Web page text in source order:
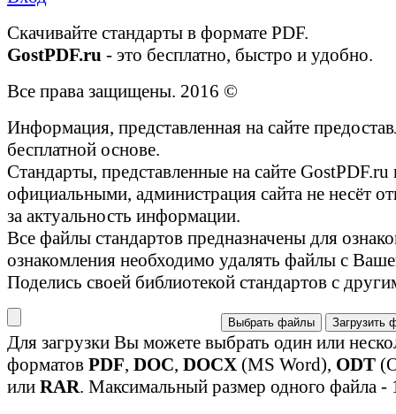
Cкачивайте стандарты в формате PDF.
GostPDF.ru - это бесплатно, быстро и удобно.
Все права защищены. 2016 ©
Информация, представленная на сайте
бесплатной основе.
Стандарты, представленные на сайте GostPDF.ru
официальными, администрация сайта не несёт
за актуальность информации.
Все файлы стандартов предназначены для
ознакомления необходимо удалять файлы с
Поделись своей библиотекой стандартов с
Выбрать файлы Загрузить
Для загрузки Вы можете выбрать один или
форматов PDF, DOC, DOCX (MS Word), ODT
или RAR. Максимальный размер одного файла